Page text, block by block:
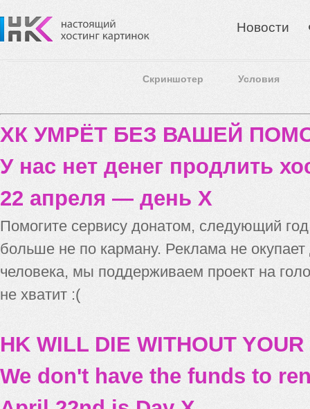
Новости
Скриншотер Условия
ХК УМРЁТ БЕЗ ВАШЕЙ
У нас нет денег продлить
22 апреля — день X
Помогите сервису донатом, следующий
больше не по карману. Реклама не
человека, мы поддерживаем проект на
не хватит :(
HK WILL DIE WITHOUT
We don't have the funds to